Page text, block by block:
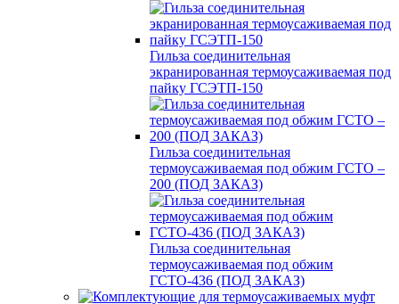
Гильза соединительная
экранированная термоусаживаемая под
пайку ГСЭТП-150
Гильза соединительная
термоусаживаемая под обжим ГСТО –
200 (ПОД ЗАКАЗ)
Гильза соединительная
термоусаживаемая под обжим
ГСТО-436 (ПОД ЗАКАЗ)